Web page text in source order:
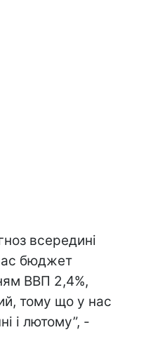
всередині
бюджет
ВВП 2,4%,
тому що у нас
і лютому”, -